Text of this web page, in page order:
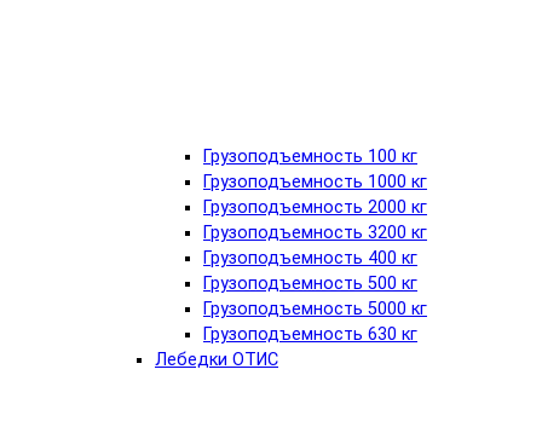
Грузоподъемность 100 кг
Грузоподъемность 1000 кг
Грузоподъемность 2000 кг
Грузоподъемность 3200 кг
Грузоподъемность 400 кг
Грузоподъемность 500 кг
Грузоподъемность 5000 кг
Грузоподъемность 630 кг
Лебедки ОТИС